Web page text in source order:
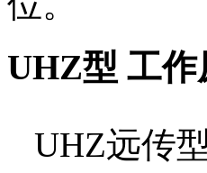
UHZ型 工作
UHZ远传